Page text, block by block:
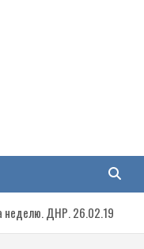
война
в Новороссии, ДНР,
неделю. ДНР. 26.02.19